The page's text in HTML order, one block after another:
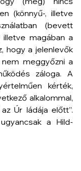
(könnyű-, illetve
(bevett
magában a
hogy a jelenlevők
meggyőzni a
záloga. A
kérték,
alkalommal,
Úr ládája előtt”.
a Hild-